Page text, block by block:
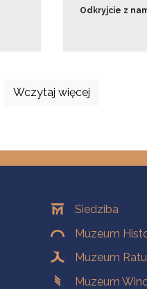
Odkryjcie z
Wczytaj więcej
OddziałySiedziba
Muzeum
Muzeum
Muzeum